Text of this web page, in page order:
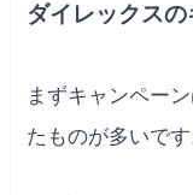
ダイレックス
まずキャンペー
たものが多いです